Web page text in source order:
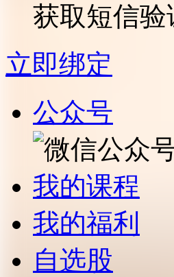
获取短信验
立即绑定
公众号
我的课程
我的福利
自选股